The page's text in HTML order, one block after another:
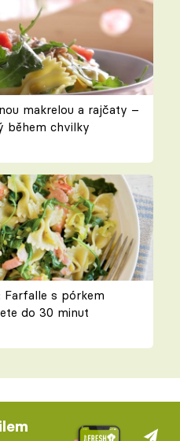
makrelou a rajčaty –
během chvilky
Farfalle s pórkem
do 30 minut